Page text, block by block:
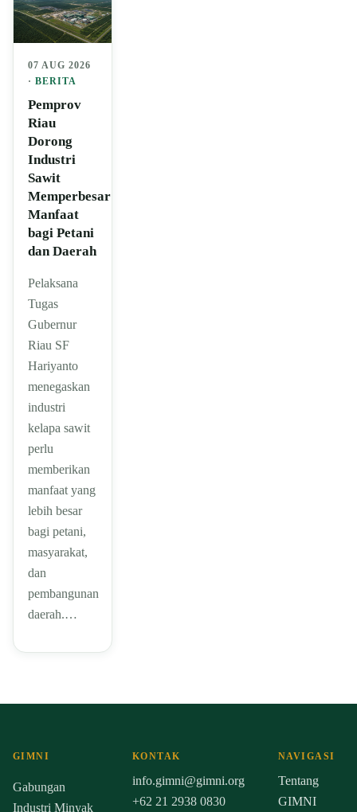
07 AUG 2026
· BERITA
Pemprov
Riau
Dorong
Industri
Sawit
Memperbesar
Manfaat
bagi Petani
dan Daerah
Pelaksana
Tugas
Gubernur
Riau SF
Hariyanto
menegaskan
industri
kelapa sawit
perlu
memberikan
manfaat yang
lebih besar
bagi petani,
masyarakat,
dan
pembangunan
daerah.…
GIMNI
Gabungan
Industri Minyak
KONTAK
info.gimni@gimni.org
+62 21 2938 0830
NAVIGASI
Tentang
GIMNI